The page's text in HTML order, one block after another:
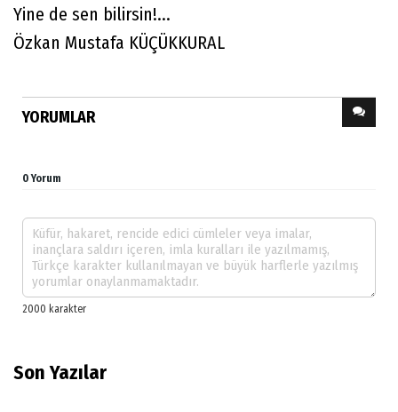
Yine de sen bilirsin!...
Özkan Mustafa KÜÇÜKKURAL
YORUMLAR
0 Yorum
Son Yazılar